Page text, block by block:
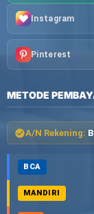
Instagram
Pinterest
METODE
A/N Rekening:
BCA
MANDIRI